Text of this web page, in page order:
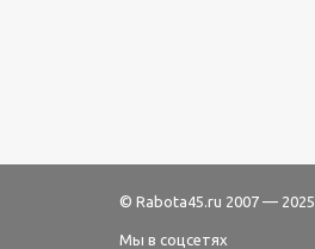
© Rabota45.ru 2007 — 2025
Мы в соцсетях